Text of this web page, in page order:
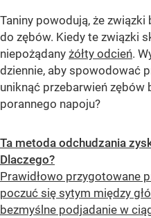
Taniny powodują, że
do zębów. Kiedy te związki
niepożądany żółty odcień.
dziennie, aby spowodować
uniknąć przebarwień zębów
porannego napoju?
Ta metoda odchudzania
Dlaczego?
Prawidłowo przygotowane
poczuć się sytym między
bezmyślne podjadanie w